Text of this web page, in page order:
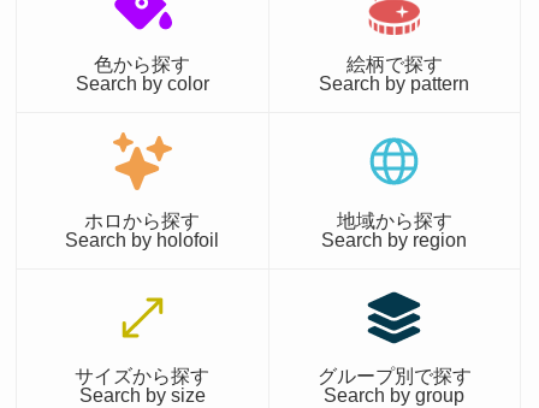
色から探す
Search by color
絵柄で探す
Search by pattern
ホロから探す
Search by holofoil
地域から探す
Search by region
サイズから探す
Search by size
グループ別で探す
Search by group